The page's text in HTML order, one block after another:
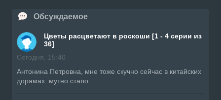
Обсуждаемое
Цветы расцветают в роскоши [1 - 4 серии из
36]
Сегодня, 15:40
Антонина Петровна, мне тоже скучно сейчас в китайских
дорамах. мутно стало....